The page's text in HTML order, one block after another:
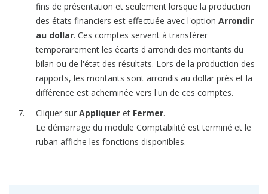
fins de présentation et seulement lorsque la production
des états financiers est effectuée avec l'option Arrondir
au dollar. Ces comptes servent à transférer
temporairement les écarts d'arrondi des montants du
bilan ou de l'état des résultats. Lors de la production des
rapports, les montants sont arrondis au dollar près et la
différence est acheminée vers l'un de ces comptes.
Cliquer sur Appliquer et Fermer.
Le démarrage du module Comptabilité est terminé et le
ruban affiche les fonctions disponibles.